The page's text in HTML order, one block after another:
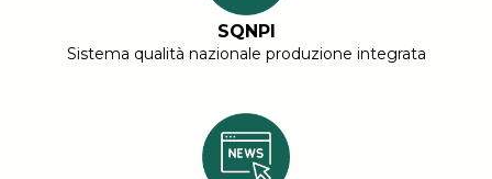
SQNPI
Sistema qualità nazionale produzione integrata